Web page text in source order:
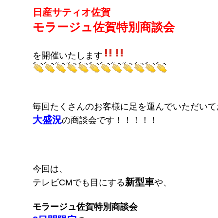
日産サティオ佐賀
モラージュ佐賀特別商談会
を開催いたします
毎回たくさんのお客様に足を運んでいただい
大盛況の商談会です！！！！！
今回は、
テレビCMでも目にする新型車や、
モラージュ佐賀特別商談会